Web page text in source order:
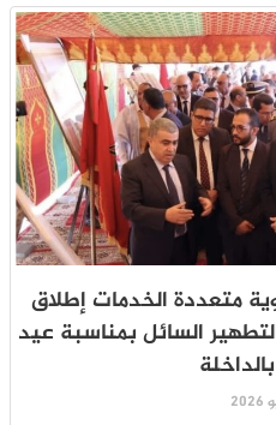
متعددة الخدمات إطلاق
السائل بمناسبة عيد